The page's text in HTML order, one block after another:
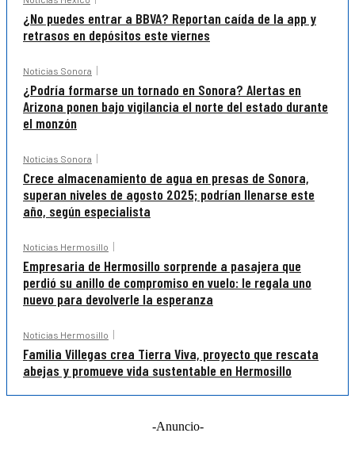
¿No puedes entrar a BBVA? Reportan caída de la app y
retrasos en depósitos este viernes
Noticias Sonora
¿Podría formarse un tornado en Sonora? Alertas en
Arizona ponen bajo vigilancia el norte del estado durante
el monzón
Noticias Sonora
Crece almacenamiento de agua en presas de Sonora,
superan niveles de agosto 2025; podrían llenarse este
año, según especialista
Noticias Hermosillo
Empresaria de Hermosillo sorprende a pasajera que
perdió su anillo de compromiso en vuelo: le regala uno
nuevo para devolverle la esperanza
Noticias Hermosillo
Familia Villegas crea Tierra Viva, proyecto que rescata
abejas y promueve vida sustentable en Hermosillo
-Anuncio-